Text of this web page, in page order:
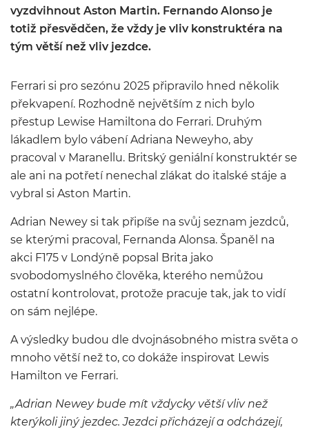
vyzdvihnout Aston Martin. Fernando Alonso je
totiž přesvědčen, že vždy je vliv konstruktéra na
tým větší než vliv jezdce.
Ferrari si pro sezónu 2025 připravilo hned několik
překvapení. Rozhodně největším z nich bylo
přestup Lewise Hamiltona do Ferrari. Druhým
lákadlem bylo vábení Adriana Neweyho, aby
pracoval v Maranellu. Britský geniální konstruktér se
ale ani na potřetí nenechal zlákat do italské stáje a
vybral si Aston Martin.
Adrian Newey si tak připíše na svůj seznam jezdců,
se kterými pracoval, Fernanda Alonsa. Španěl na
akci F175 v Londýně popsal Brita jako
svobodomyslného člověka, kterého nemůžou
ostatní kontrolovat, protože pracuje tak, jak to vidí
on sám nejlépe.
A výsledky budou dle dvojnásobného mistra světa o
mnoho větší než to, co dokáže inspirovat Lewis
Hamilton ve Ferrari.
„Adrian Newey bude mít vždycky větší vliv než
kterýkoli jiný jezdec. Jezdci přicházejí a odcházejí,